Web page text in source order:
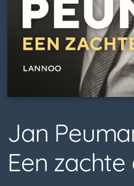
Jan
Een